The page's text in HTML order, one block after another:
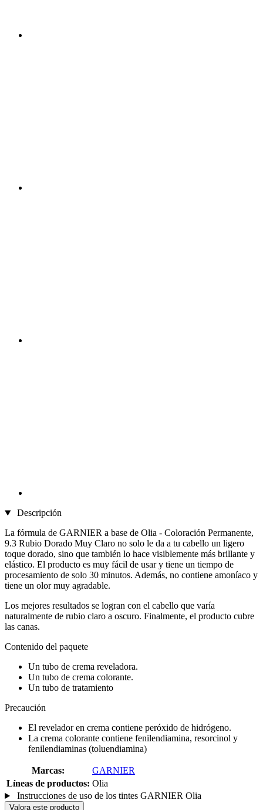
Descripción
La fórmula de GARNIER a base de Olia - Coloración Permanente,
9.3 Rubio Dorado Muy Claro no solo le da a tu cabello un ligero
toque dorado, sino que también lo hace visiblemente más brillante y
elástico. El producto es muy fácil de usar y tiene un tiempo de
procesamiento de solo 30 minutos. Además, no contiene amoníaco y
tiene un olor muy agradable.
Los mejores resultados se logran con el cabello que varía
naturalmente de rubio claro a oscuro. Finalmente, el producto cubre
las canas.
Contenido del paquete
Un tubo de crema reveladora.
Un tubo de crema colorante.
Un tubo de tratamiento
Precaución
El revelador en crema contiene peróxido de hidrógeno.
La crema colorante contiene fenilendiamina, resorcinol y
fenilendiaminas (toluendiamina)
Marcas:
GARNIER
Líneas de productos: Olia
Instrucciones de uso de los tintes GARNIER Olia
Valora este producto